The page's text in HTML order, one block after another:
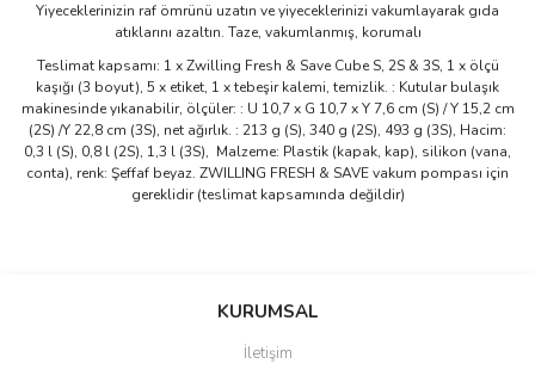
Yiyeceklerinizin raf ömrünü uzatın ve yiyeceklerinizi vakumlayarak gıda
atıklarını azaltın. Taze, vakumlanmış, korumalı
Teslimat kapsamı: 1 x Zwilling Fresh & Save Cube S, 2S & 3S, 1 x ölçü
kaşığı (3 boyut), 5 x etiket, 1 x tebeşir kalemi, temizlik. : Kutular bulaşık
makinesinde yıkanabilir, ölçüler: : U 10,7 x G 10,7 x Y 7,6 cm (S) / Y 15,2 cm
(2S) /Y 22,8 cm (3S), net ağırlık. : 213 g (S), 340 g (2S), 493 g (3S), Hacim:
0,3 l (S), 0,8 l (2S), 1,3 l (3S), Malzeme: Plastik (kapak, kap), silikon (vana,
conta), renk: Şeffaf beyaz. ZWILLING FRESH & SAVE vakum pompası için
gereklidir (teslimat kapsamında değildir)
Bu ürüne ilk yorumu siz yapın!
KURUMSAL
İletişim